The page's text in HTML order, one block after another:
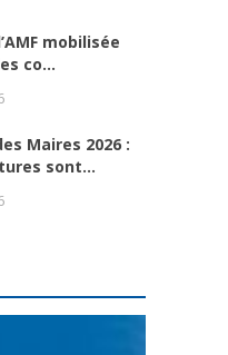
mobilisée
co...
Maires 2026 :
sont...